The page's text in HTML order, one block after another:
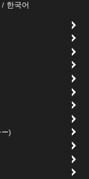
한국어
)